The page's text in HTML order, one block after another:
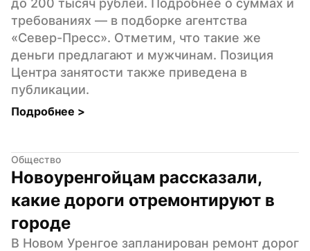
до 200 тысяч рублей. Подробнее о суммах и
требованиях — в подборке агентства
«Север-Пресс». Отметим, что такие же
деньги предлагают и мужчинам. Позиция
Центра занятости также приведена в
публикации.
Подробнее >
Общество
Новоуренгойцам рассказали,
какие дороги отремонтируют в
городе
В Новом Уренгое запланирован ремонт дорог